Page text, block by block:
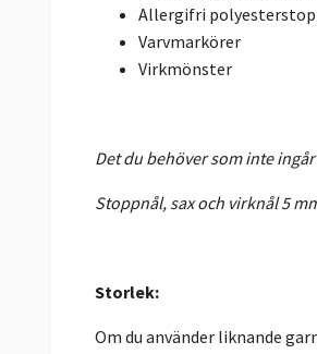
Allergifri
Varvmarkörer
Virkmönster
Det du behöver som inte
Stoppnål, sax och virknål 5
Storlek:
Om du använder liknande